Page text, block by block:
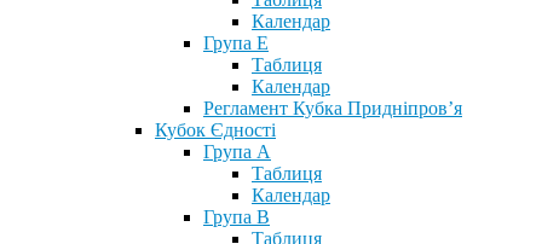
Календар
Група Е
Таблиця
Календар
Регламент Кубка Придніпров’я
Кубок Єдності
Група А
Таблиця
Календар
Група В
Таблиця